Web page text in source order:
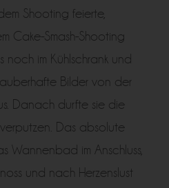
Shooting feierte,
Cake-Smash-Shooting
im Kühlschrank und
Bilder von der
Danach durfte sie die
Das absolute
Wannenbad im Anschluss,
und nach Herzenslust